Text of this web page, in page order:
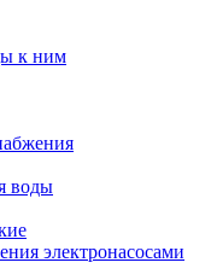
к ним
воды
электронасосами